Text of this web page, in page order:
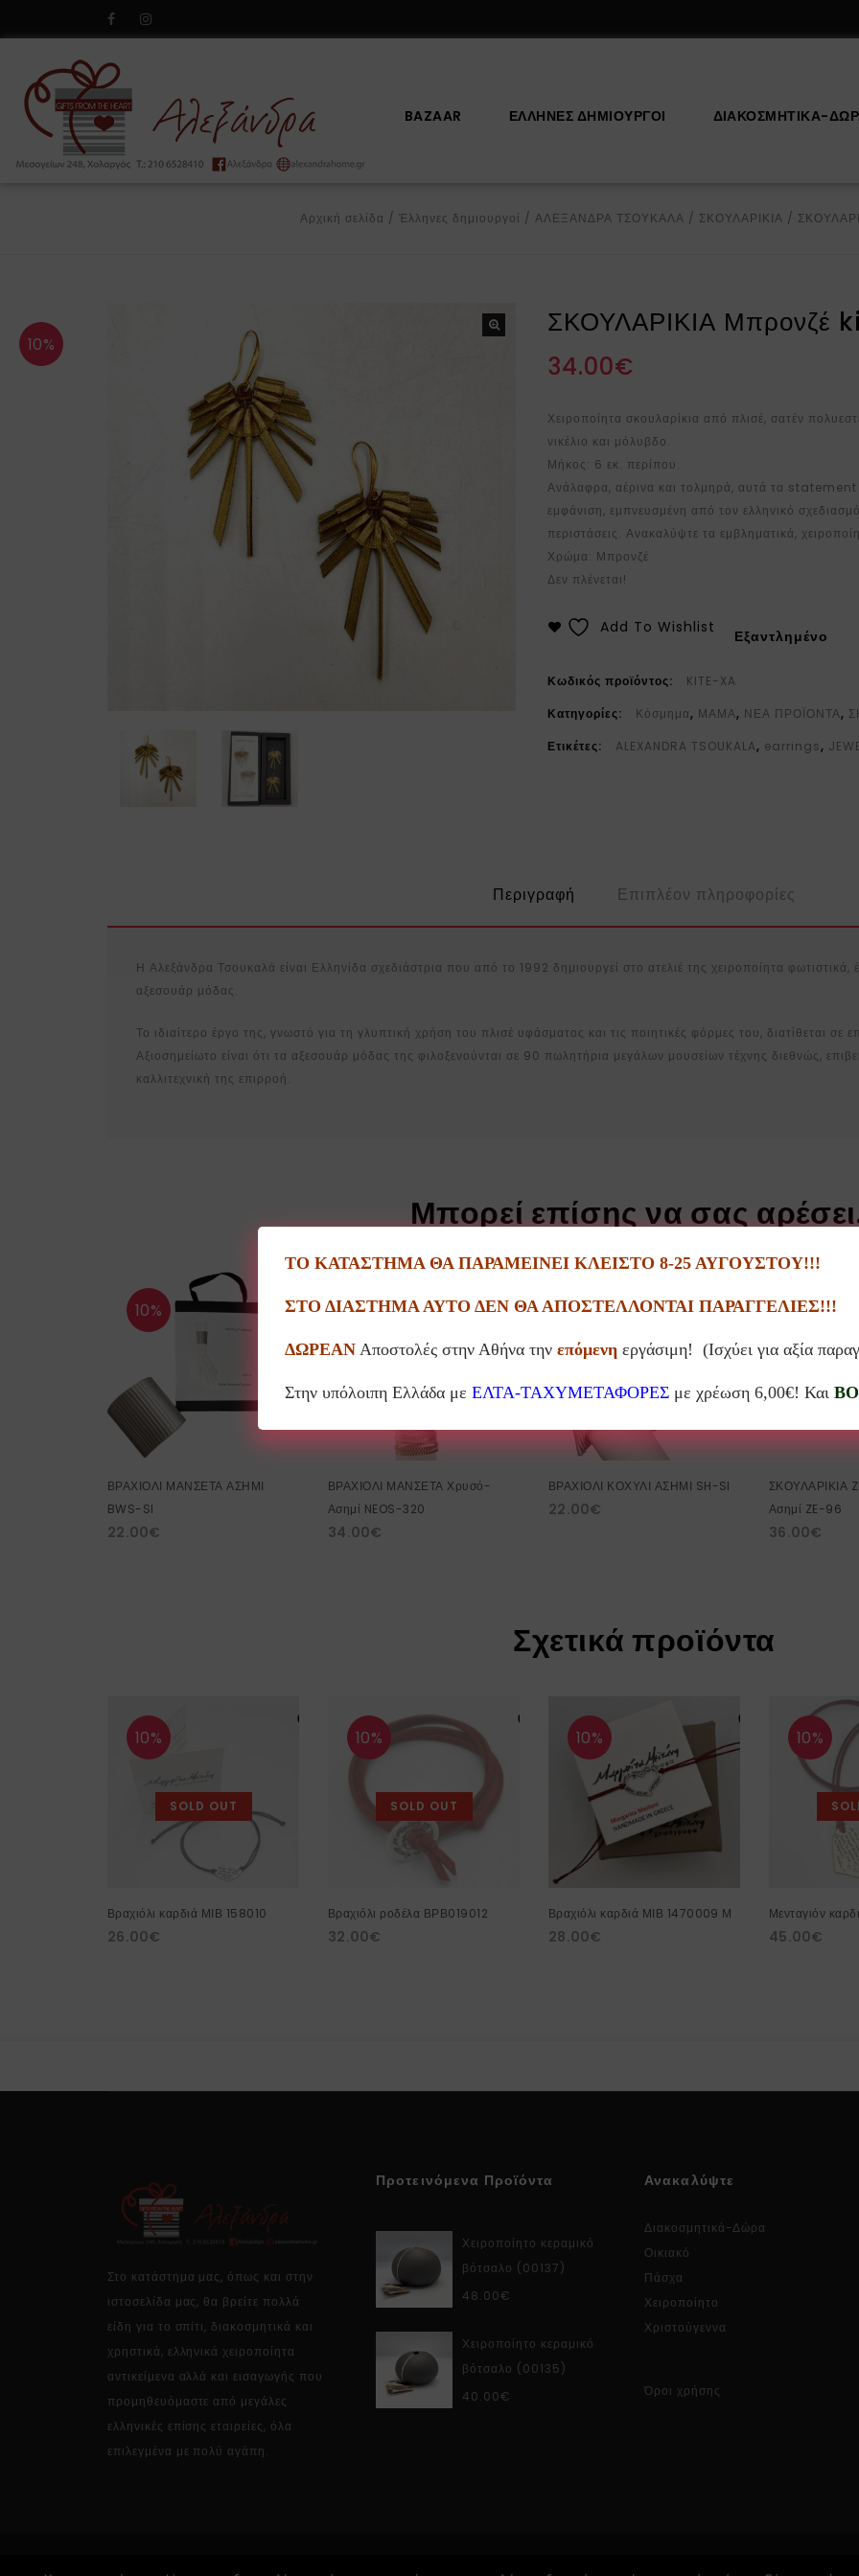
BAZAAR ΕΛΛΗΝΕΣ ΔΗΜΙΟΥΡΓΟΙ ΔΙΑΚΟΣΜΗΤΙΚΆ-
Αρχική σελίδα / Έλληνες δημιουργοί / ΑΛΕΞΑΝΔΡΑ ΤΣΟΥΚΑΛΑ / ΣΚΟΥΛΑΡΙΚΙΑ /
10%
ΣΚΟΥΛΑΡΙΚΙΑ Μπρονζέ
34.00€
Χειροποίητα σκουλαρίκια από πλισέ, σατέν
νικέλιο και μόλυβδο.
Μήκος: 6 εκ. περίπου.
Ανάλαφρα, αέρινα και τολμηρά, αυτά τα
εμφάνιση, εμπνευσμένη από τον ελληνικό
περιστάσεις. Ανακαλύψτε τα εμβληματικά,
Χρώμα: Μπρονζέ
Δεν πλένεται!
Εξαντλημένο
Add To Wishlist
Κωδικός προϊόντος:
KITE-XA
Κατηγορίες:
Κόσμημα, ΜΑΜΑ, ΝΕΑ ΠΡΟΪΟΝΤΑ,
Ετικέτες:
ALEXANDRA TSOUKALA, earrings,
Περιγραφή Επιπλέον πληροφορίες
Η Αλεξάνδρα Τσουκαλά είναι Ελληνίδα σχεδιάστρια που από το 1992 δημιουργεί στο ατελιέ της χειροποίητα φωτιστικά,
αξεσουάρ μόδας.
Το ιδιαίτερο έργο της, γνωστό για τη γλυπτική χρήση του πλισέ υφάσματος και τις ποιητικές φόρμες του, διατίθεται σε
Αξιοσημείωτο είναι ότι τα αξεσουάρ μόδας της φιλοξενούνται σε 90 πωλητήρια μεγάλων μουσείων τέχνης διεθνώς,
καλλιτεχνική της επιρροή.
Μπορεί επίσης να σας
10%
ΒΡΑΧΙΟΛΙ ΜΑΝΣΕΤΑ ΑΣΗΜΙ
BWS-SI
22.00€
10%
ΒΡΑΧΙΟΛΙ ΜΑΝΣΕΤΑ Χρυσό-
Ασημί NEOS-320
34.00€
10%
ΒΡΑΧΙΟΛΙ ΚΟΧΥΛΙ ΑΣΗΜΙ SH-SI
22.00€
10%
ΣΚΟΥΛΑΡΙΚΙΑ
Ασημί ZE-96
36.00€
Σχετικά προϊόντα
10%
SOLD OUT
Βραχιόλι καρδιά ΜΙΒ 158010
26.00€
10%
SOLD OUT
Βραχιόλι ροδέλα ΒΡΒ019012
32.00€
10%
Βραχιόλι καρδιά ΜΙΒ 1470009 Μ
28.00€
10%
Μενταγιόν
45.00€
Στο κατάστημα μας, όπως και στην
ιστοσελίδα μας, θα βρείτε πολλά
είδη για το σπίτι, διακοσμητικά και
χρηστικά, ελληνικά χειροποίητα
αντικείμενα αλλά και εισαγωγής που
προμηθευόμαστε από μεγάλες
ελληνικές επίσης εταιρείες, όλα
επιλεγμένα με πολύ αγάπη.
Προτεινόμενα Προϊόντα
Χειροποίητο κεραμικό
βότσαλο (00137)
48.00€
Χειροποίητο κεραμικό
βότσαλο (00135)
40.00€
Ανακαλύψτε
Διακοσμητικά-Δώρα
Οικιακό
Πάσχα
Χειροποίητο
Χριστούγεννα
Όροι χρήσης
ΤΟ ΚΑΤΑΣΤΗΜΑ ΘΑ ΠΑΡΑΜΕΙΝΕΙ ΚΛΕΙΣΤΟ 8-25 ΑΥΓΟΥΣΤΟΥ!!!
ΣΤΟ ΔΙΑΣΤΗΜΑ ΑΥΤΟ ΔΕΝ ΘΑ ΑΠΟΣΤΕΛΛΟΝΤΑΙ ΠΑΡΑΓΓΕΛΙΕΣ!!!
ΔΩΡΕΑΝΑποστολές στην Αθήνα την επόμενηεργάσιμη! (Ισχύει για αξία
Στην υπόλοιπη Ελλάδα με ΕΛΤΑ-ΤΑΧΥΜΕΤΑΦΟΡΕΣμε χρέωση 6,00€! Και